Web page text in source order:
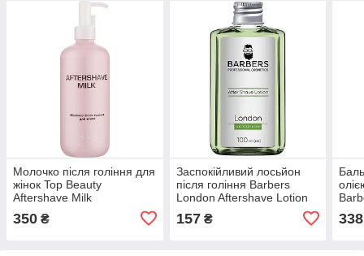
Молочко після гоління для
жінок Top Beauty
Aftershave Milk
350 ₴
Заспокійливий лосьйон
після гоління Barbers
London Aftershave Lotion
157₴ 338